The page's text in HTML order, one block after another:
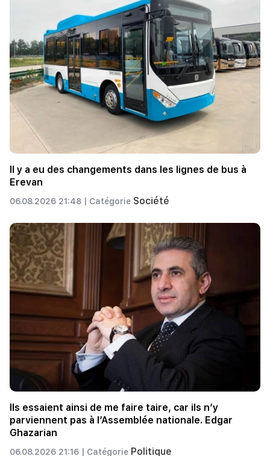
Il y a eu des changements dans les lignes de bus à
Erevan
06.08.2026 21:48 | Catégorie Société
Ils essaient ainsi de me faire taire, car ils n’y
parviennent pas à l’Assemblée nationale. Edgar
Ghazarian
06.08.2026 21:16 | Catégorie Politique